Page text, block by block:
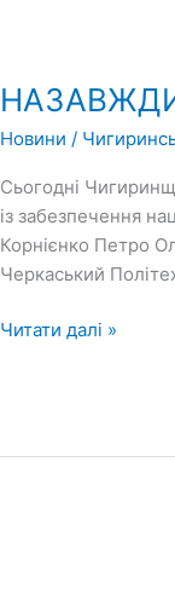
Новини /
Сьогодні
із забезпечення
Корнієнко Петро
Черкаський
Читати далі »